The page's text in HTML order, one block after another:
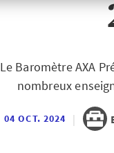
Le Baromètre AXA
nombreux
04 OCT. 2024 |